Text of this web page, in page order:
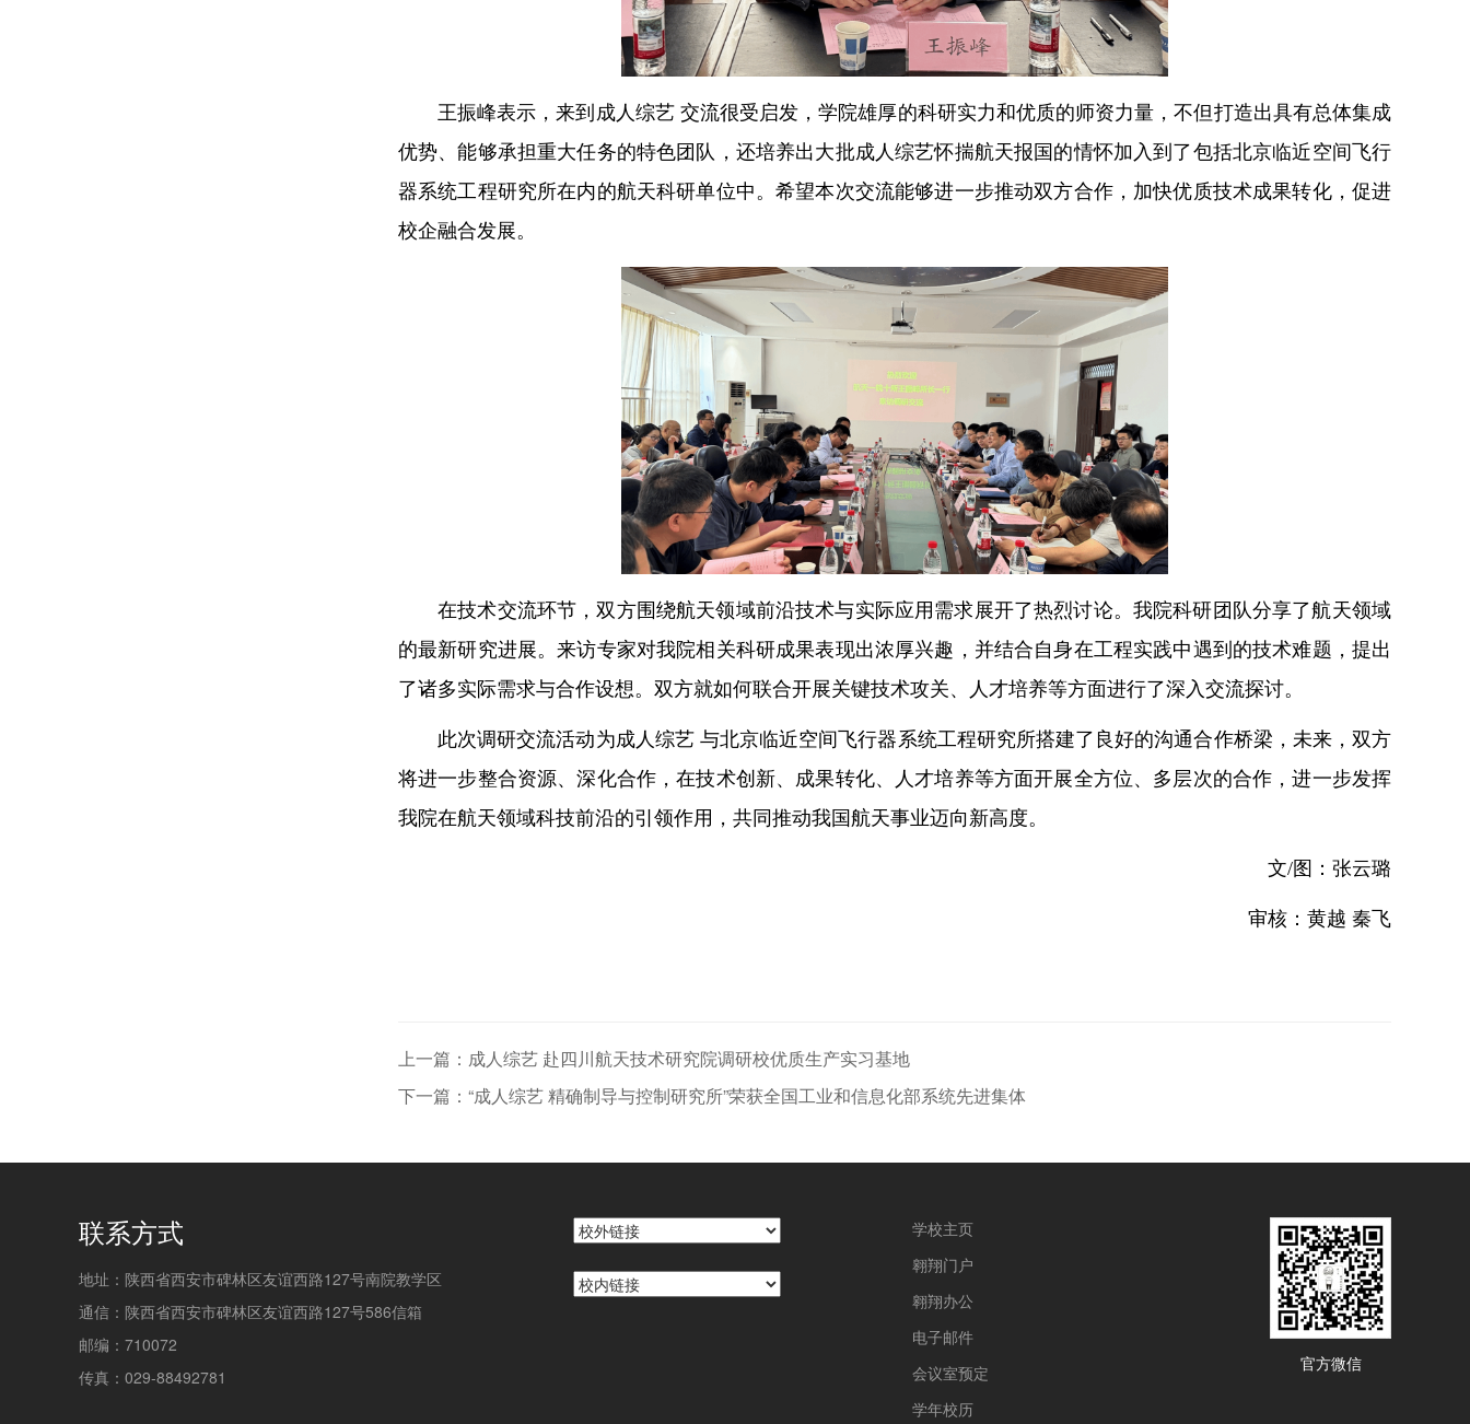
王振峰表示，来到成人综艺 交流很受启发，学院雄厚的科研实力和优质的师资力量，不但打造出具有总体集成
优势、能够承担重大任务的特色团队，还培养出大批成人综艺怀揣航天报国的情怀加入到了包括北京临近空间飞行
器系统工程研究所在内的航天科研单位中。希望本次交流能够进一步推动双方合作，加快优质技术成果转化，促进
校企融合发展。
在技术交流环节，双方围绕航天领域前沿技术与实际应用需求展开了热烈讨论。我院科研团队分享了航天领域
的最新研究进展。来访专家对我院相关科研成果表现出浓厚兴趣，并结合自身在工程实践中遇到的技术难题，提出
了诸多实际需求与合作设想。双方就如何联合开展关键技术攻关、人才培养等方面进行了深入交流探讨。
此次调研交流活动为成人综艺 与北京临近空间飞行器系统工程研究所搭建了良好的沟通合作桥梁，未来，双方
将进一步整合资源、深化合作，在技术创新、成果转化、人才培养等方面开展全方位、多层次的合作，进一步发挥
我院在航天领域科技前沿的引领作用，共同推动我国航天事业迈向新高度。
文/图：张云璐
审核：黄越 秦飞
上一篇：成人综艺 赴四川航天技术研究院调研校优质生产实习基地
下一篇：“成人综艺 精确制导与控制研究所”荣获全国工业和信息化部系统先进集体
联系方式
地址：陕西省西安市碑林区友谊西路127号南院教学区
通信：陕西省西安市碑林区友谊西路127号586信箱
邮编：710072
传真：029-88492781
官方微信
学校主页
翱翔门户
翱翔办公
电子邮件
会议室预定
学年校历